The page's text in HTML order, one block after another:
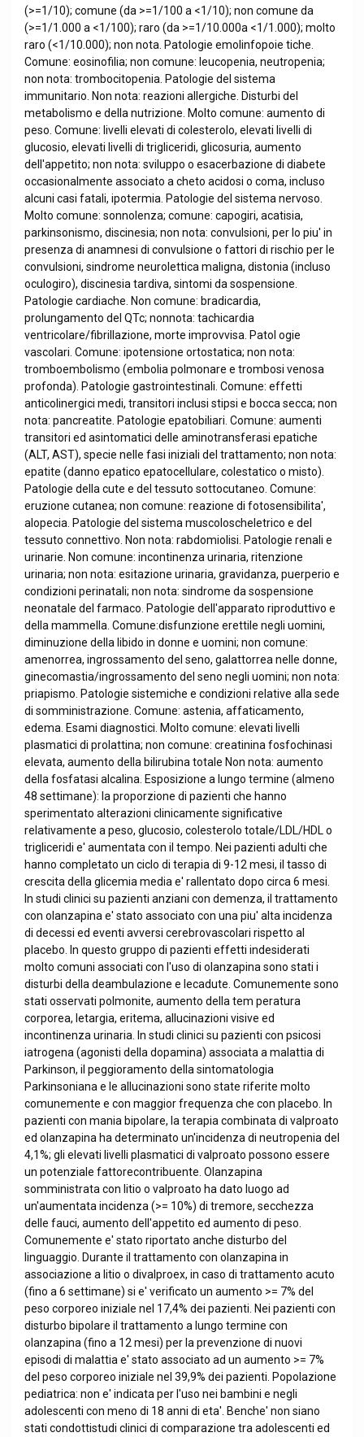
(>=1/10); comune (da >=1/100 a <1/10); non comune da
(>=1/1.000 a <1/100); raro (da >=1/10.000a <1/1.000); molto
raro (<1/10.000); non nota. Patologie emolinfopoie tiche.
Comune: eosinofilia; non comune: leucopenia, neutropenia;
non nota: trombocitopenia. Patologie del sistema
immunitario. Non nota: reazioni allergiche. Disturbi del
metabolismo e della nutrizione. Molto comune: aumento di
peso. Comune: livelli elevati di colesterolo, elevati livelli di
glucosio, elevati livelli di trigliceridi, glicosuria, aumento
dell'appetito; non nota: sviluppo o esacerbazione di diabete
occasionalmente associato a cheto acidosi o coma, incluso
alcuni casi fatali, ipotermia. Patologie del sistema nervoso.
Molto comune: sonnolenza; comune: capogiri, acatisia,
parkinsonismo, discinesia; non nota: convulsioni, per lo piu' in
presenza di anamnesi di convulsione o fattori di rischio per le
convulsioni, sindrome neurolettica maligna, distonia (incluso
oculogiro), discinesia tardiva, sintomi da sospensione.
Patologie cardiache. Non comune: bradicardia,
prolungamento del QTc; nonnota: tachicardia
ventricolare/fibrillazione, morte improvvisa. Patol ogie
vascolari. Comune: ipotensione ortostatica; non nota:
tromboembolismo (embolia polmonare e trombosi venosa
profonda). Patologie gastrointestinali. Comune: effetti
anticolinergici medi, transitori inclusi stipsi e bocca secca; non
nota: pancreatite. Patologie epatobiliari. Comune: aumenti
transitori ed asintomatici delle aminotransferasi epatiche
(ALT, AST), specie nelle fasi iniziali del trattamento; non nota:
epatite (danno epatico epatocellulare, colestatico o misto).
Patologie della cute e del tessuto sottocutaneo. Comune:
eruzione cutanea; non comune: reazione di fotosensibilita',
alopecia. Patologie del sistema muscoloscheletrico e del
tessuto connettivo. Non nota: rabdomiolisi. Patologie renali e
urinarie. Non comune: incontinenza urinaria, ritenzione
urinaria; non nota: esitazione urinaria, gravidanza, puerperio e
condizioni perinatali; non nota: sindrome da sospensione
neonatale del farmaco. Patologie dell'apparato riproduttivo e
della mammella. Comune:disfunzione erettile negli uomini,
diminuzione della libido in donne e uomini; non comune:
amenorrea, ingrossamento del seno, galattorrea nelle donne,
ginecomastia/ingrossamento del seno negli uomini; non nota:
priapismo. Patologie sistemiche e condizioni relative alla sede
di somministrazione. Comune: astenia, affaticamento,
edema. Esami diagnostici. Molto comune: elevati livelli
plasmatici di prolattina; non comune: creatinina fosfochinasi
elevata, aumento della bilirubina totale Non nota: aumento
della fosfatasi alcalina. Esposizione a lungo termine (almeno
48 settimane): la proporzione di pazienti che hanno
sperimentato alterazioni clinicamente significative
relativamente a peso, glucosio, colesterolo totale/LDL/HDL o
trigliceridi e' aumentata con il tempo. Nei pazienti adulti che
hanno completato un ciclo di terapia di 9-12 mesi, il tasso di
crescita della glicemia media e' rallentato dopo circa 6 mesi.
In studi clinici su pazienti anziani con demenza, il trattamento
con olanzapina e' stato associato con una piu' alta incidenza
di decessi ed eventi avversi cerebrovascolari rispetto al
placebo. In questo gruppo di pazienti effetti indesiderati
molto comuni associati con l'uso di olanzapina sono stati i
disturbi della deambulazione e lecadute. Comunemente sono
stati osservati polmonite, aumento della tem peratura
corporea, letargia, eritema, allucinazioni visive ed
incontinenza urinaria. In studi clinici su pazienti con psicosi
iatrogena (agonisti della dopamina) associata a malattia di
Parkinson, il peggioramento della sintomatologia
Parkinsoniana e le allucinazioni sono state riferite molto
comunemente e con maggior frequenza che con placebo. In
pazienti con mania bipolare, la terapia combinata di valproato
ed olanzapina ha determinato un'incidenza di neutropenia del
4,1%; gli elevati livelli plasmatici di valproato possono essere
un potenziale fattorecontribuente. Olanzapina
somministrata con litio o valproato ha dato luogo ad
un'aumentata incidenza (>= 10%) di tremore, secchezza
delle fauci, aumento dell'appetito ed aumento di peso.
Comunemente e' stato riportato anche disturbo del
linguaggio. Durante il trattamento con olanzapina in
associazione a litio o divalproex, in caso di trattamento acuto
(fino a 6 settimane) si e' verificato un aumento >= 7% del
peso corporeo iniziale nel 17,4% dei pazienti. Nei pazienti con
disturbo bipolare il trattamento a lungo termine con
olanzapina (fino a 12 mesi) per la prevenzione di nuovi
episodi di malattia e' stato associato ad un aumento >= 7%
del peso corporeo iniziale nel 39,9% dei pazienti. Popolazione
pediatrica: non e' indicata per l'uso nei bambini e negli
adolescenti con meno di 18 anni di eta'. Benche' non siano
stati condottistudi clinici di comparazione tra adolescenti ed